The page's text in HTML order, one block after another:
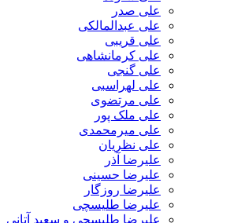
علی صدر
علی عبدالمالکی
علی قریبی
علی کرمانشاهی
علی گنجی
علی لهراسبی
علی مرتضوی
علی ملک پور
علی میرمحمدی
علی نظریان
علیرضا آذر
علیرضا حسینی
علیرضا روزگار
علیرضا طلیسچی
علیرضا طلیسچی و سعید آتانی